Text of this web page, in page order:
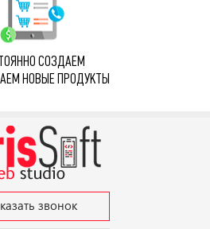
СОЗДАЕМ
НОВЫЕ ПРОДУКТЫ
звонок